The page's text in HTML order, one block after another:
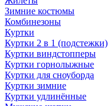
Зимние костюмы
Комбинезоны
Куртки
Куртки 2 в 1 (подстежки)
Куртки виндстопперы
Куртки горнолыжные
Куртки для сноуборда
Куртки зимние
Куртки удлинённые